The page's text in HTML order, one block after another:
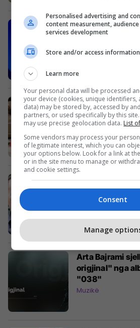
Ahmetxhekaj:
donte ndryshim
Nadal dhe
çerekfinale të
amerikanët
Tenis
Gashi: Osmani
jenë të
rreth draftit të
Kosovë
Arta Bajrami
origjinal" nga
"038"
Muzikë
Personalised advertising and
content measurement,
services development
Store and/or access
Learn more
Your personal data will be processed
your device (cookies, unique identifiers,
data) may be stored by, accessed by
partners, or used specifically by this
may use precise geolocation data. List
Some vendors may process your
of legitimate interest, which you can
your options below. Look for a link at
or in the site menu to manage or
and cookie settings.
Consent
Manage